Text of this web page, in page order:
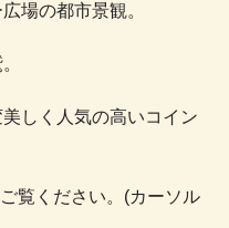
場の都市景観。
しく人気の高いコイン
覧ください。(カーソル